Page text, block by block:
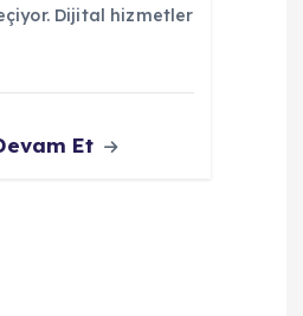
Dijital hizmetler
Et